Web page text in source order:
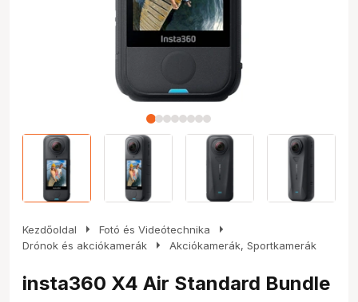
Kezdőoldal arrow_right Fotó és Videótechnika arrow_right
Drónok és akciókamerák arrow_right Akciókamerák, Sportkamerák
insta360 X4 Air Standard Bundle